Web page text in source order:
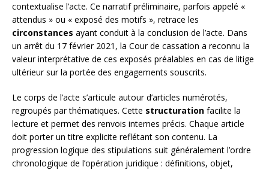
contextualise l’acte. Ce narratif préliminaire, parfois appelé «
attendus » ou « exposé des motifs », retrace les
circonstances ayant conduit à la conclusion de l’acte. Dans
un arrêt du 17 février 2021, la Cour de cassation a reconnu la
valeur interprétative de ces exposés préalables en cas de litige
ultérieur sur la portée des engagements souscrits.
Le corps de l’acte s’articule autour d’articles numérotés,
regroupés par thématiques. Cette structuration facilite la
lecture et permet des renvois internes précis. Chaque article
doit porter un titre explicite reflétant son contenu. La
progression logique des stipulations suit généralement l’ordre
chronologique de l’opération juridique : définitions, objet,